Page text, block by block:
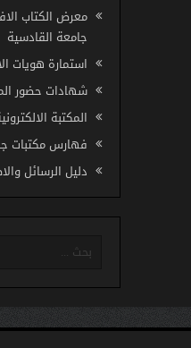
معرض الكتاب
جامعة القادسية
استمارة هويات
شهادات حضور
المكتبة
فهارس مكتبات
دليل الرسائل